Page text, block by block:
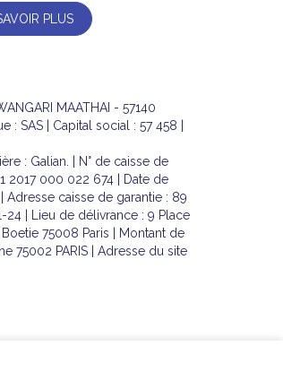
PLUS
MAATHAI - 57140
: SAS | Capital social : 57 458 |
: Galian. | N° de caisse de
2017 000 022 674 | Date de
Adresse caisse de garantie : 89
24 | Lieu de délivrance : 9 Place
75008 Paris | Montant de
75002 PARIS | Adresse du site